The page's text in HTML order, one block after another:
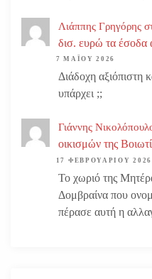
Λιάππης Γρηγόρης
δισ. ευρώ τα έσοδα
7 ΜΑΪ́ΟΥ 2026
Διάδοχη αξιόπιστη
υπάρχει ;;
Γιάννης
οικισμών της
17 ΦΕΒΡΟΥΑΡΊΟΥ 2026
Το χωριό της
Δομβραίνα που
πέρασε αυτή η